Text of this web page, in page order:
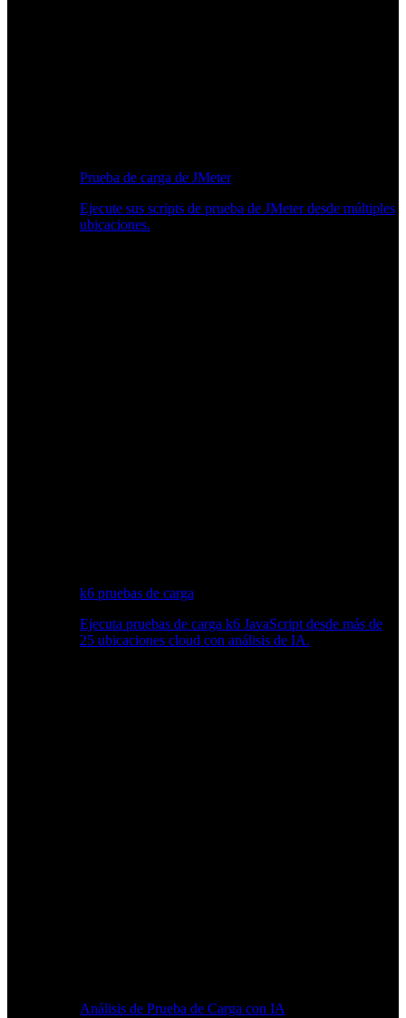
Prueba de carga de JMeter
Ejecute sus scripts de prueba de JMeter desde múltiples
ubicaciones.
k6 pruebas de carga
Ejecuta pruebas de carga k6 JavaScript desde más de
25 ubicaciones cloud con análisis de IA.
Análisis de Prueba de Carga con IA